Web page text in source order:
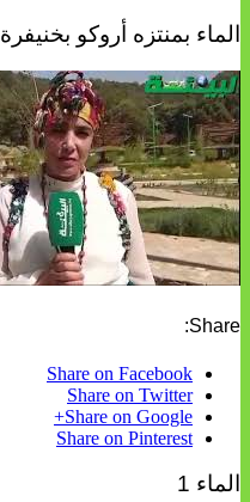
الماء بمنتزه أروكو بخنيفرة
Share:
Share on Facebook
Share on Twitter
Share on Google+
Share on Pinterest
الماء 1